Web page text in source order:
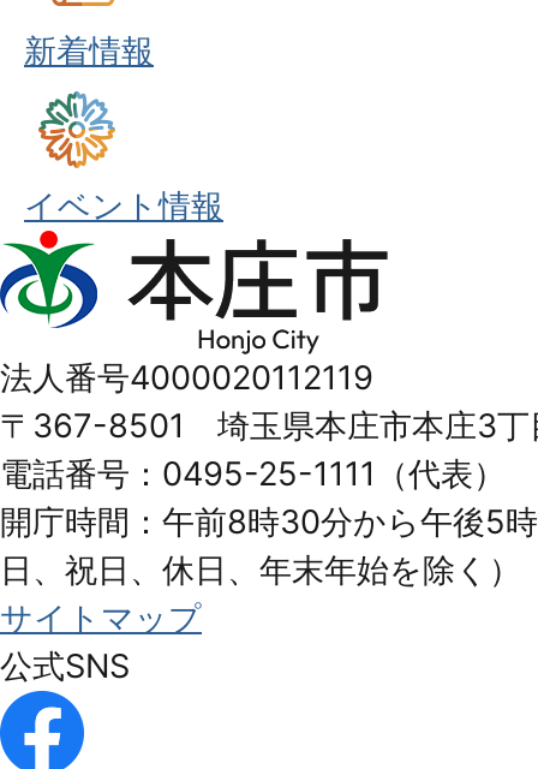
新着情報
イベント情報
本
庄
Honjo
City
法人番号4000020112119
〒367-8501 埼玉県本庄市本庄3丁
電話番号：0495-25-1111（代表）
開庁時間：午前8時30分から午後5
日、祝日、休日、年末年始を除く）
サイトマップ
公式SNS